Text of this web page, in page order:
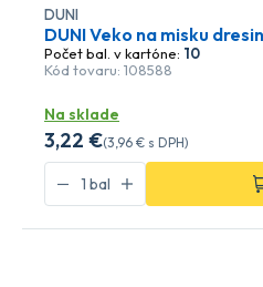
DUNI
DUNI Veko na misku
Počet bal. v kartóne: 10
Kód tovaru: 108588
Na sklade
3,22 €(3,96 € s DPH)